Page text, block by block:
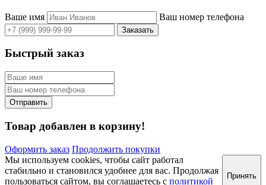
Ваше имя Ваш номер телефона
Быстрый заказ
Товар добавлен в корзину!
Оформить заказ Продолжить покупки
Мы используем cookies, чтобы сайт работал
стабильно и становился удобнее для вас. Продолжая
пользоваться сайтом, вы соглашаетесь с политикой Принять